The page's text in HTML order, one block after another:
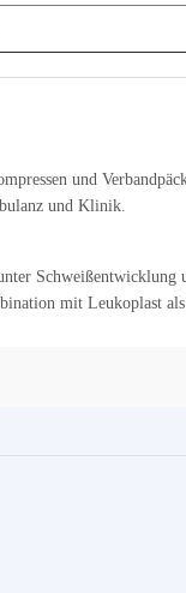
und
und Klinik.
Schweißentwicklung
mit Leukoplast